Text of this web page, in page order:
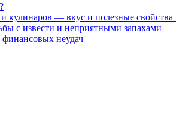
кулинаров — вкус и полезные
с извести и неприятными запахами
неудач